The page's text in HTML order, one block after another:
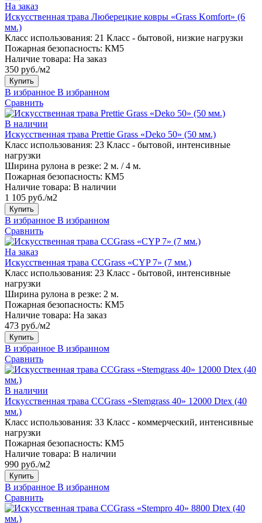
На заказ
Искусственная трава Люберецкие ковры «Grass Komfort» (6
мм.)
Класс использования: 21 Класс - бытовой, низкие нагрузки
Пожарная безопасность: КМ5
Наличие товара: На заказ
350 руб./м2
Купить
В избранное В избранном
Сравнить
В наличии
Искусственная трава Prettie Grass «Deko 50» (50 мм.)
Класс использования: 23 Класс - бытовой, интенсивные
нагрузки
Ширина рулона в резке: 2 м. / 4 м.
Пожарная безопасность: КМ5
Наличие товара: В наличии
1 105 руб./м2
Купить
В избранное В избранном
Сравнить
На заказ
Искусственная трава CCGrass «CYP 7» (7 мм.)
Класс использования: 23 Класс - бытовой, интенсивные
нагрузки
Ширина рулона в резке: 2 м.
Пожарная безопасность: КМ5
Наличие товара: На заказ
473 руб./м2
Купить
В избранное В избранном
Сравнить
В наличии
Искусственная трава CCGrass «Stemgrass 40» 12000 Dtex (40
мм.)
Класс использования: 33 Класс - коммерческий, интенсивные
нагрузки
Пожарная безопасность: КМ5
Наличие товара: В наличии
990 руб./м2
Купить
В избранное В избранном
Сравнить